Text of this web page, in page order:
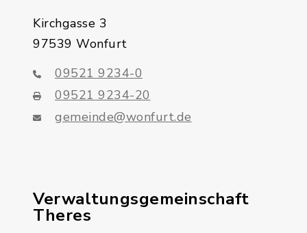
Kirchgasse 3
97539 Wonfurt
09521 9234-0
09521 9234-20
gemeinde@wonfurt.de
Verwaltungsgemeinschaft
Theres